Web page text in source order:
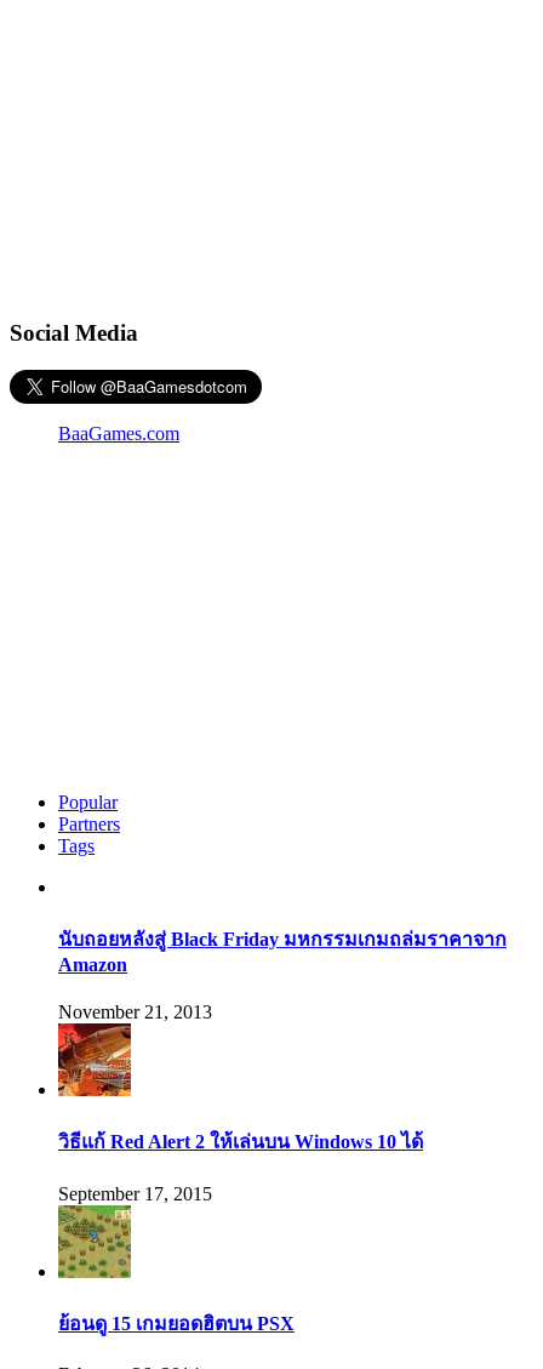
Social Media
BaaGames.com
Popular
Partners
Tags
นับถอยหลังสู่ Black Friday มหกรรมเกมถล่มราคาจาก
Amazon
November 21, 2013
วิธีแก้ Red Alert 2 ให้เล่นบน Windows 10 ได้
September 17, 2015
ย้อนดู 15 เกมยอดฮิตบน PSX